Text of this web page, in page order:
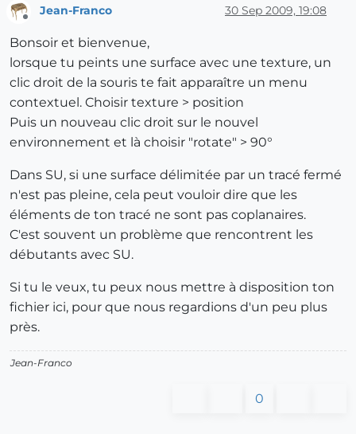
Jean-Franco 30 Sep 2009, 19:08
Bonsoir et bienvenue,
lorsque tu peints une surface avec une texture, un
clic droit de la souris te fait apparaître un menu
contextuel. Choisir texture > position
Puis un nouveau clic droit sur le nouvel
environnement et là choisir "rotate" > 90°
Dans SU, si une surface délimitée par un tracé fermé
n'est pas pleine, cela peut vouloir dire que les
éléments de ton tracé ne sont pas coplanaires.
C'est souvent un problème que rencontrent les
débutants avec SU.
Si tu le veux, tu peux nous mettre à disposition ton
fichier ici, pour que nous regardions d'un peu plus
près.
Jean-Franco
0